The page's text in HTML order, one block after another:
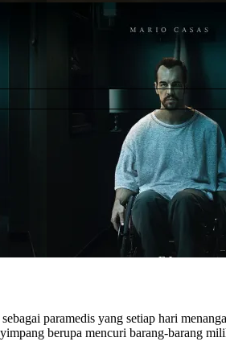
paramedis yang setiap hari
berupa mencuri barang-barang